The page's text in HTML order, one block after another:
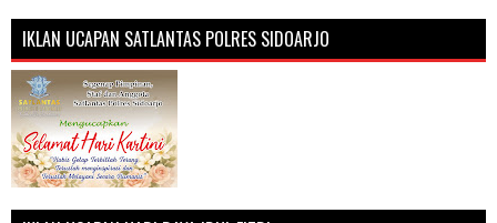
IKLAN UCAPAN SATLANTAS POLRES SIDOARJO